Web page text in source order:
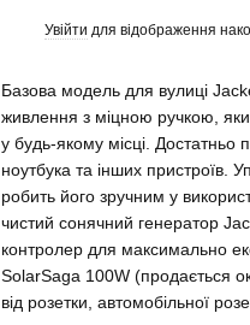
Увійти для відображення
Базова модель для вулиці
живлення з міцною ручкою,
у будь-якому місці.
ноутбука та інших пристроїв.
робить його зручним у
чистий сонячний генератор
контролер для максимально
SolarSaga 100W (продається
від розетки, автомобільної